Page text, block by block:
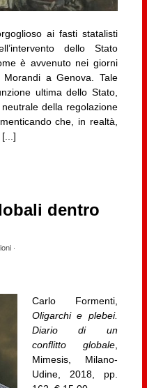
ai fasti statalisti
dello Stato
è avvenuto nei giorni
a Genova. Tale
ultima dello Stato,
della regolazione
che, in realtà,
dentro
·
Carlo Formenti,
Oligarchi e plebei.
Diario di un
conflitto globale,
Mimesis, Milano-
Udine, 2018, pp.